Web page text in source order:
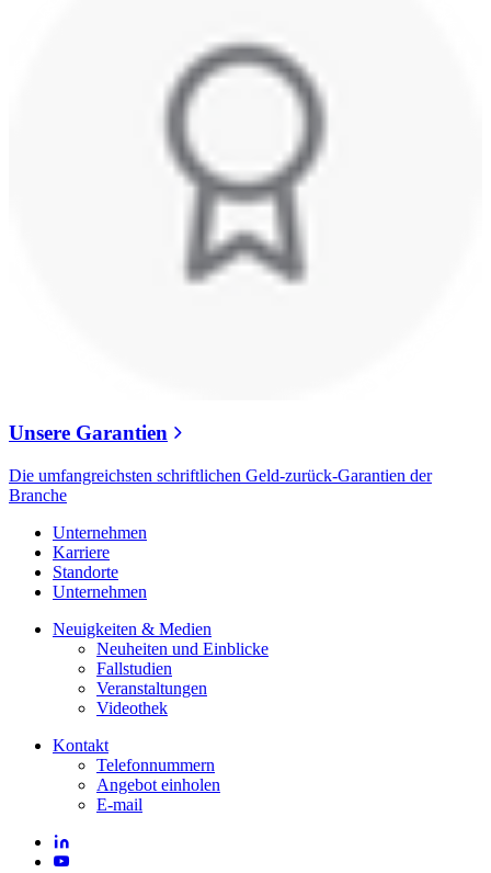
Unsere Garantien
Die umfangreichsten schriftlichen Geld-zurück-Garantien der
Branche
Unternehmen
Karriere
Standorte
Unternehmen
Neuigkeiten & Medien
Neuheiten und Einblicke
Fallstudien
Veranstaltungen
Videothek
Kontakt
Telefonnummern
Angebot einholen
E-mail